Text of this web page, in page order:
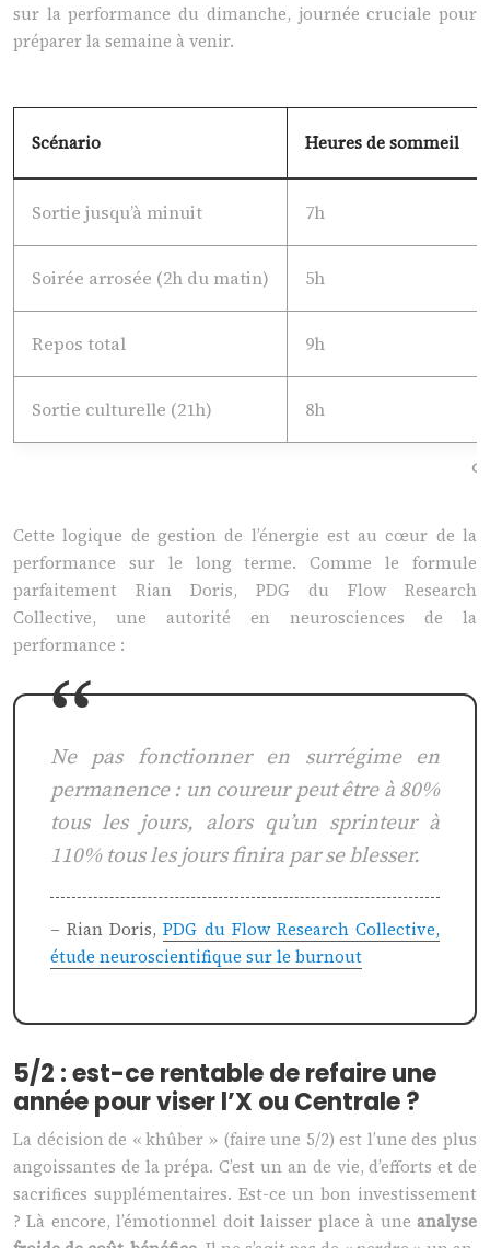
sur la performance du dimanche, journée cruciale pour
préparer la semaine à venir.
Scénario Heures de sommeil
Sortie jusqu’à minuit 7h
Soirée arrosée (2h du matin) 5h
Repos total 9h
Sortie culturelle (21h) 8h
Cette logique de gestion de l’énergie est au cœur de la
performance sur le long terme. Comme le formule
parfaitement Rian Doris, PDG du Flow Research
Collective, une autorité en neurosciences de la
performance :
Ne pas fonctionner en surrégime en
permanence : un coureur peut être à 80%
tous les jours, alors qu’un sprinteur à
110% tous les jours finira par se blesser.
– Rian Doris,PDG du Flow Research Collective,
étude neuroscientifique sur le burnout
5/2 : est-ce rentable de refaire une
année pour viser l’X ou Centrale ?
La décision de « khûber » (faire une 5/2) est l’une des plus
angoissantes de la prépa. C’est un an de vie, d’efforts et de
sacrifices supplémentaires. Est-ce un bon investissement
? Là encore, l’émotionnel doit laisser place à une analyse